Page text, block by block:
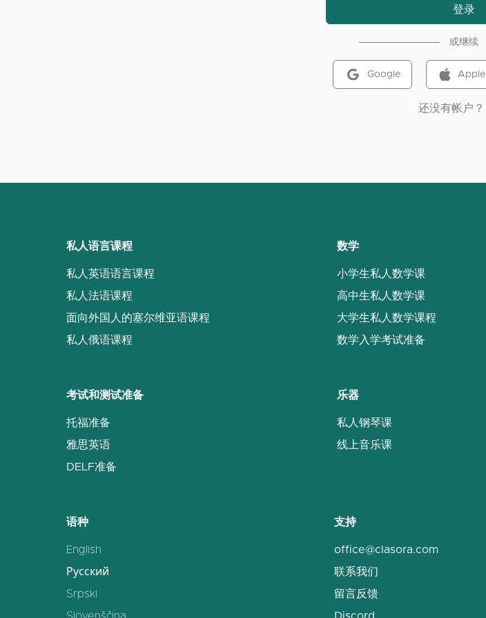
登录
或继续
Google Apple
‌还没有帐户？
私人语言课程
私人英语语言课程
私人法语课程
面向外国人的塞尔维亚语课程
私人俄语课程
数学
小学生私人数学课
高中生私人数学课
大学生私人数学课程
数学入学考试准备
考试和测试准备
托福准备
雅思英语
DELF准备
乐器
私人钢琴课
线上音乐课
语种
English
Русский
Srpski
支持
office@clasora.com
联系我们
留言反馈